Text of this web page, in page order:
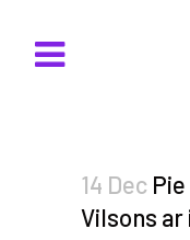
14 Dec
Vilsons ar